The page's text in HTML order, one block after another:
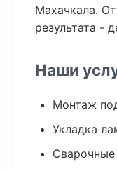
Махачкала.
результата -
Наши
Монтаж
Укладка